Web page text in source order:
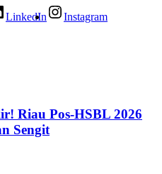
LinkedIn Instagram
Riau Pos-HSBL 2026
Sengit